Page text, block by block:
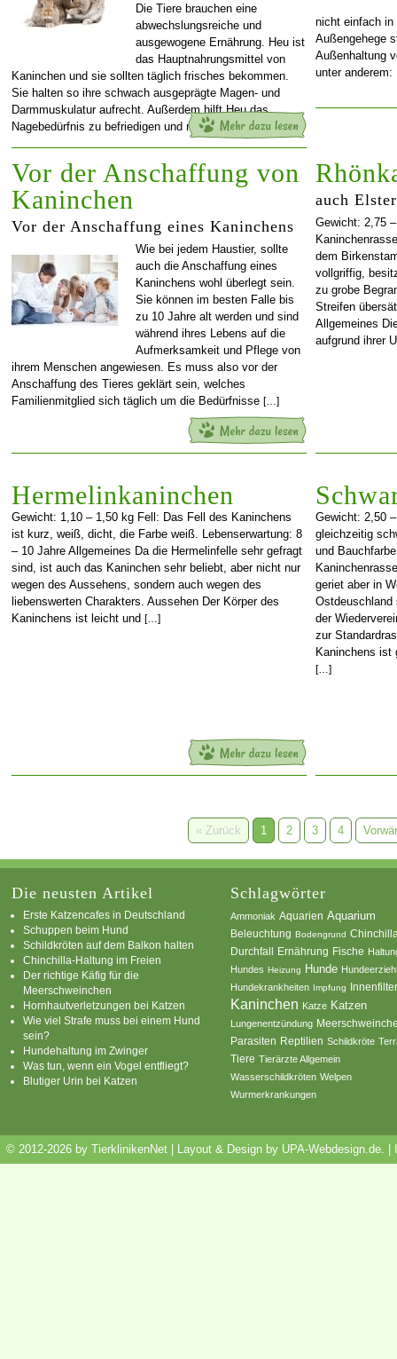
Die Tiere brauchen eine
abwechslungsreiche und
ausgewogene Ernährung. Heu ist
das Hauptnahrungsmittel von
Kaninchen und sie sollten täglich frisches bekommen.
Sie halten so ihre schwach ausgeprägte Magen- und
Darmmuskulatur aufrecht. Außerdem hilft Heu das
Nagebedürfnis zu befriedigen und nutzt zudem[…]
nicht einfach
Außengehege
Außenhaltung
unter
Vor der Anschaffung von
Kaninchen
Vor der Anschaffung eines Kaninchens
Wie bei jedem Haustier, sollte
auch die Anschaffung eines
Kaninchens wohl überlegt sein.
Sie können im besten Falle bis
zu 10 Jahre alt werden und sind
während ihres Lebens auf die
Aufmerksamkeit und Pflege von
ihrem Menschen angewiesen. Es muss also vor der
Anschaffung des Tieres geklärt sein, welches
Familienmitglied sich täglich um die Bedürfnisse […]
auch
Gewicht: 2,75
dem
vollgriffig,
zu grobe
Streifen
Allgemeines
aufgrund ihrer
Hermelinkaninchen
Gewicht: 1,10 – 1,50 kg Fell: Das Fell des Kaninchens
ist kurz, weiß, dicht, die Farbe weiß. Lebenserwartung: 8
– 10 Jahre Allgemeines Da die Hermelinfelle sehr gefragt
sind, ist auch das Kaninchen sehr beliebt, aber nicht nur
wegen des Aussehens, sondern auch wegen des
liebenswerten Charakters. Aussehen Der Körper des
Kaninchens ist leicht und […]
Gewicht: 2,50
gleichzeitig
und
geriet aber in
Ostdeuschland
der
zur
Kaninchens ist
[…]
« Zurück 1 2 3 4
Die neusten Artikel
Erste Katzencafes in Deutschland
Schuppen beim Hund
Schildkröten auf dem Balkon halten
Chinchilla-Haltung im Freien
Der richtige Käfig für die
Meerschweinchen
Hornhautverletzungen bei Katzen
Wie viel Strafe muss bei einem Hund
sein?
Hundehaltung im Zwinger
Was tun, wenn ein Vogel entfliegt?
Blutiger Urin bei Katzen
Schlagwörter
Ammoniak Aquarien Aquarium
Beleuchtung Bodengrund
Durchfall Ernährung Fische
Hundes Heizung Hunde
Hundekrankheiten Impfung
Kaninchen Katze Katzen
Lungenentzündung
Parasiten Reptilien Schildkröte
Tiere Tierärzte Allgemein
Wasserschildkröten Welpen
Wurmerkrankungen
© 2012-2026 by TierklinikenNet | Layout & Design by UPA-Webdesign.de.